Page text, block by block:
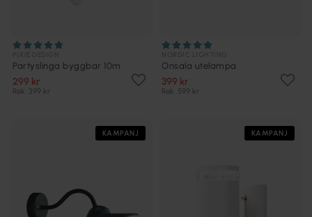
Partyslinga byggbar 10m
299 kr
Rek. 399 kr
Onsala utelampa
399 kr
Rek. 599 kr
KAMPANJ KAMPANJ